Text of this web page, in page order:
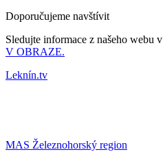
Doporučujeme navštívit
Sledujte informace z našeho webu v
V OBRAZE.
Leknín.tv
MAS Železnohorský region